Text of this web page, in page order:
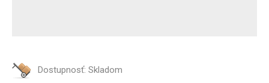
Dostupnosť: Skladom